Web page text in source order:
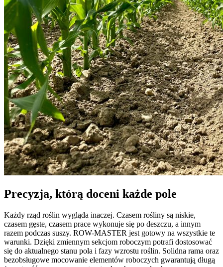
Precyzja, którą doceni każde pole
Każdy rząd roślin wygląda inaczej. Czasem rośliny są niskie,
czasem gęste, czasem prace wykonuje się po deszczu, a innym
razem podczas suszy. ROW-MASTER jest gotowy na wszystkie te
warunki. Dzięki zmiennym sekcjom roboczym potrafi dostosować
się do aktualnego stanu pola i fazy wzrostu roślin. Solidna rama oraz
bezobsługowe mocowanie elementów roboczych gwarantują długą